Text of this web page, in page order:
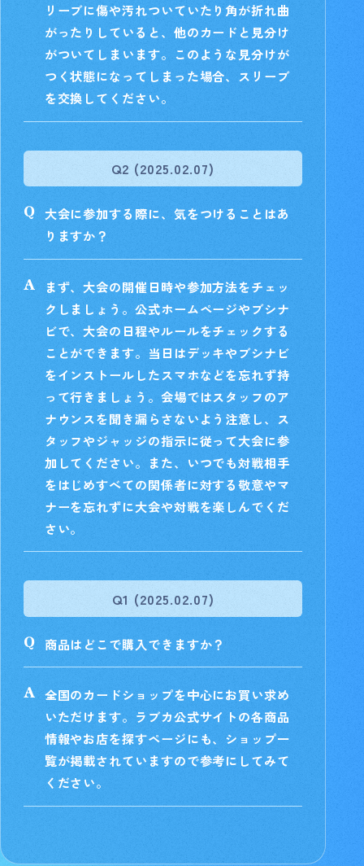
リーブに傷や汚れついていたり角が折れ曲
がったりしていると、他のカードと見分け
がついてしまいます。このような見分けが
つく状態になってしまった場合、スリーブ
を交換してください。
Q2 (2025.02.07)
大会に参加する際に、気をつけることはあ
りますか？
まず、大会の開催日時や参加方法をチェッ
クしましょう。公式ホームページやブシナ
ビで、大会の日程やルールをチェックする
ことができます。当日はデッキやブシナビ
をインストールしたスマホなどを忘れず持
って行きましょう。会場ではスタッフのア
ナウンスを聞き漏らさないよう注意し、ス
タッフやジャッジの指示に従って大会に参
加してください。また、いつでも対戦相手
をはじめすべての関係者に対する敬意やマ
ナーを忘れずに大会や対戦を楽しんでくだ
さい。
Q1 (2025.02.07)
商品はどこで購入できますか？
全国のカードショップを中心にお買い求め
いただけます。ラブカ公式サイトの各商品
情報やお店を探すページにも、ショップ一
覧が掲載されていますので参考にしてみて
ください。